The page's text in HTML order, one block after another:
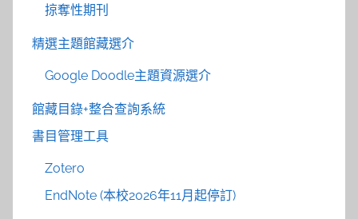
掠奪性期刊
精選主題館藏選介
Google Doodle主題資源選介
館藏目錄+整合查詢系統
書目管理工具
Zotero
EndNote (本校2026年11月起停訂)